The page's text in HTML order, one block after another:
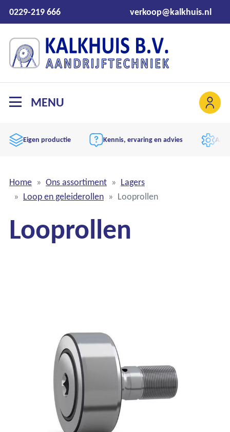
0229-219 666 verkoop@kalkhuis.nl
MENU
Eigen productie Kennis, ervaring en advies
Home Ons assortiment
Lagers
Loop en geleiderollen
Looprollen
Looprollen